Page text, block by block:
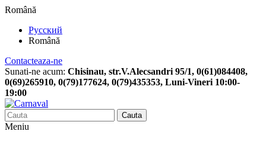
Română
Русский
Română
Contacteaza-ne
Sunati-ne acum: Chisinau, str.V.Alecsandri 95/1, 0(61)084408,
0(69)265910, 0(79)177624, 0(79)435353, Luni-Vineri 10:00-
19:00
Cauta
Meniu